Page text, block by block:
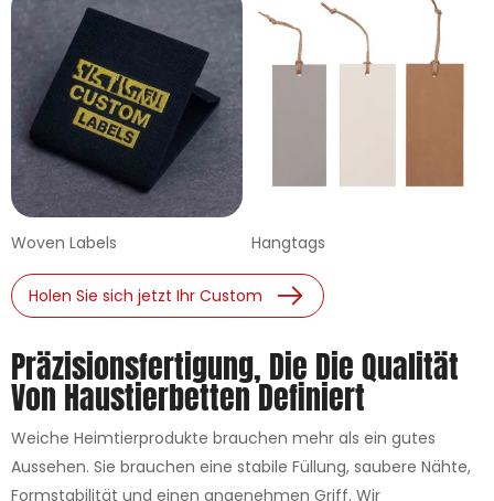
Woven Labels Hangtags
Holen Sie sich jetzt Ihr Custom
Präzisionsfertigung, Die Die Qualität
Von Haustierbetten Definiert
Weiche Heimtierprodukte brauchen mehr als ein gutes
Aussehen. Sie brauchen eine stabile Füllung, saubere Nähte,
Formstabilität und einen angenehmen Griff. Wir